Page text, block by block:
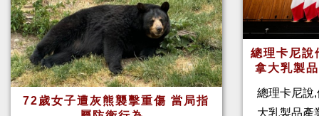
72歲女子遭灰熊襲擊重傷 當局指
總理卡尼
拿大乳製
總理卡尼說
大乳製品產